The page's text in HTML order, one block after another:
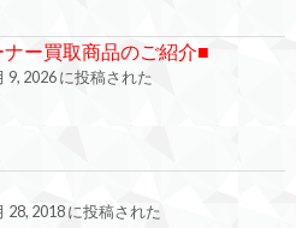
ー買取商品のご紹介■
9, 2026 に投稿された
28, 2018 に投稿された